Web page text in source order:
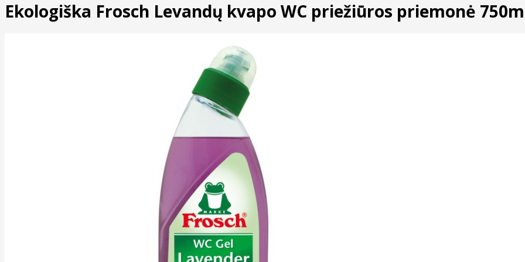
Ekologiška Frosch Levandų kvapo WC priežiūros priemonė